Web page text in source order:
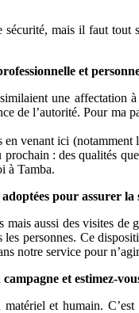
sécurité, mais il faut
et
une
de l’autorité. Pour
venant ici
: des qualités
à Tamba.
pour assurer
mais aussi des visites
personnes. Ce
notre service pour
et estimez-
et humain.